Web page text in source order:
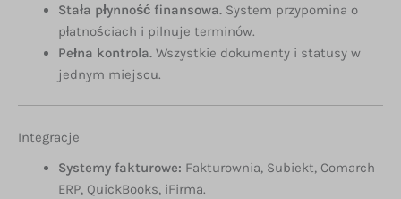
Stała płynność finansowa. System przypomina o
płatnościach i pilnuje terminów.
Pełna kontrola. Wszystkie dokumenty i statusy w
jednym miejscu.
Integracje
Systemy fakturowe: Fakturownia, Subiekt, Comarch
ERP, QuickBooks, iFirma.